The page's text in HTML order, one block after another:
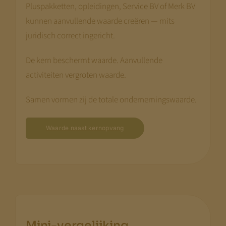
Pluspakketten, opleidingen, Service BV of Merk BV
kunnen aanvullende waarde creëren — mits
juridisch correct ingericht.
De kern beschermt waarde. Aanvullende
activiteiten vergroten waarde.
Samen vormen zij de totale ondernemingswaarde.
Waarde naast kernopvang